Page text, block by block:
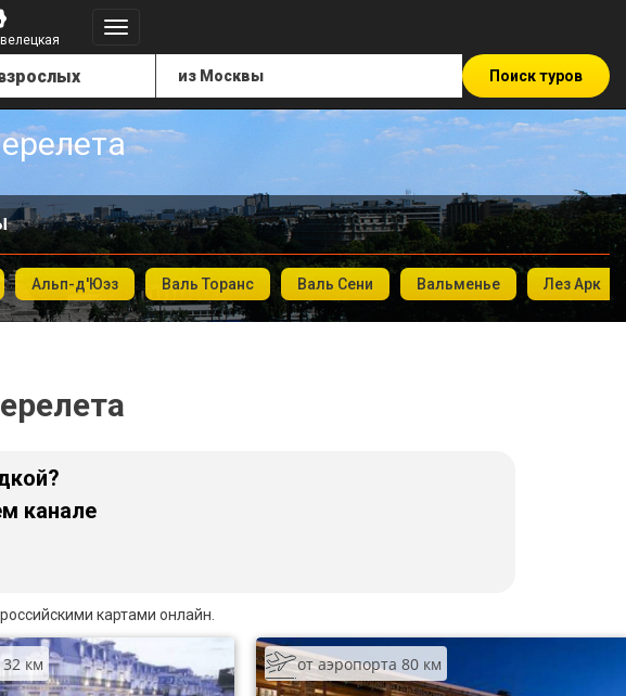
Поиск туров
Альп-д'Юэз Валь Торанс Валь Сени Вальменье Лез Арк
канале
картами онлайн.
км от аэропорта 80 км